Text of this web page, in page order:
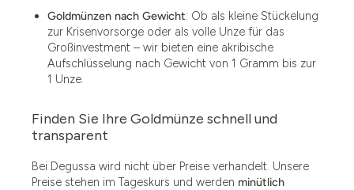
1.49
1.87
Goldmünzen nach Gewicht: Ob als kleine Stückelung
zur Krisenvorsorge oder als volle Unze für das
Großinvestment – wir bieten eine akribische
Aufschlüsselung nach Gewicht von 1 Gramm bis zur
1 Unze.
Finden Sie Ihre Goldmünze schnell und
transparent
Bei Degussa wird nicht über Preise verhandelt. Unsere
Preise stehen im Tageskurs und werden minütlich